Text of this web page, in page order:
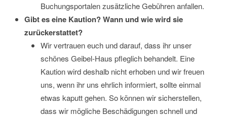
Buchungsportalen zusätzliche Gebühren anfallen.
Gibt es eine Kaution? Wann und wie wird sie
zurückerstattet?
Wir vertrauen euch und darauf, dass ihr unser
schönes Geibel-Haus pfleglich behandelt. Eine
Kaution wird deshalb nicht erhoben und wir freuen
uns, wenn ihr uns ehrlich informiert, sollte einmal
etwas kaputt gehen. So können wir sicherstellen,
dass wir mögliche Beschädigungen schnell und